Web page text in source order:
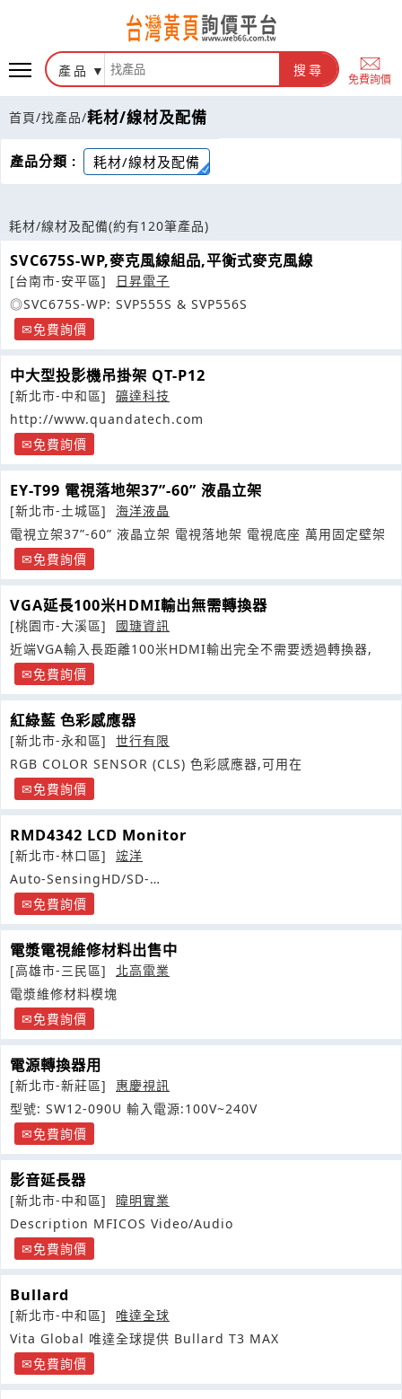
產品 搜尋
免費詢價
首頁/找產品/耗材/線材及配備
產品分類 : 耗材/線材及配備
耗材/線材及配備(約有120筆產品)
SVC675S-WP,麥克風線組品,平衡式麥克風線
[台南市-安平區]
日昇電子
◎SVC675S-WP: SVP555S & SVP556S
免費詢價
中大型投影機吊掛架 QT-P12
[新北市-中和區]
礦達科技
http://www.quandatech.com
免費詢價
EY-T99 電視落地架37”-60” 液晶立架
[新北市-土城區]
海洋液晶
電視立架37”-60” 液晶立架 電視落地架 電視底座 萬用固定壁架
免費詢價
VGA延長100米HDMI輸出無需轉換器
[桃園市-大溪區]
國瑭資訊
近端VGA輸入長距離100米HDMI輸出完全不需要透過轉換器,
免費詢價
紅綠藍 色彩感應器
[新北市-永和區]
世行有限
RGB COLOR SENSOR (CLS) 色彩感應器,可用在
免費詢價
RMD4342 LCD Monitor
[新北市-林口區]
竤洋
Auto-SensingHD/SD-
SDI,CompositesignalEmbeddedAudioSupport
免費詢價
電漿電視維修材料出售中
[高雄市-三民區]
北高電業
電漿維修材料模塊
免費詢價
電源轉換器用
[新北市-新莊區]
惠慶視訊
型號: SW12-090U 輸入電源:100V~240V
免費詢價
影音延長器
[新北市-中和區]
暐明實業
Description MFICOS Video/Audio
免費詢價
Bullard
[新北市-中和區]
唯達全球
Vita Global 唯達全球提供 Bullard T3 MAX
免費詢價